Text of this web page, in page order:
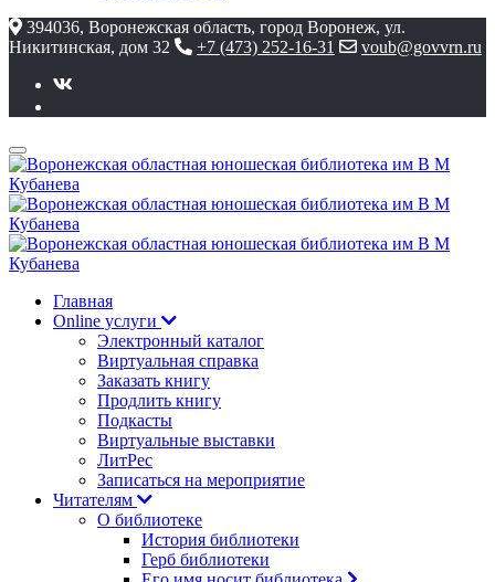
394036, Воронежская область, город Воронеж, ул.
Никитинская, дом 32
+7 (473) 252-16-31 voub@govvrn.ru
Главная
Online услуги
Электронный каталог
Виртуальная справка
Заказать книгу
Продлить книгу
Подкасты
Виртуальные выставки
ЛитРес
Записаться на мероприятие
Читателям
О библиотеке
История библиотеки
Герб библиотеки